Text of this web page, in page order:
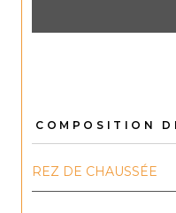
REZ DE CHAUSSÉE